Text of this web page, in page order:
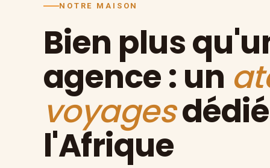
NOTRE MAISON
Bien plus
agence : un
voyages
l'Afrique